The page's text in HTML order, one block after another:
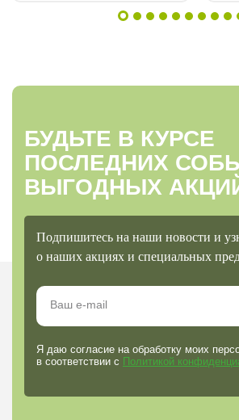
БУДЬТЕ В КУРСЕ
ПОСЛЕДНИХ
ВЫГОДНЫХ
Подпишитесь на наши новости и
о наших акциях и специальных
Я даю согласие на обработку моих
в соответствии с Политикой